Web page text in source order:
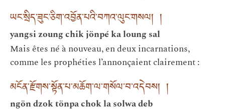
ཡང་སྲིད་ཟུང་ཅིག་འབྱོན་པའི་བཀའ་ལུང་གསལ། །
yangsi zoung chik jönpé ka loung sal
Mais êtes né à nouveau, en deux incarnations,
comme les prophéties l’annonçaient clairement :
མངོན་རྫོགས་སྟོན་པ་མཆོག་ལ་གསོལ་བ་འདེབས། །
ngön dzok tönpa chok la solwa deb